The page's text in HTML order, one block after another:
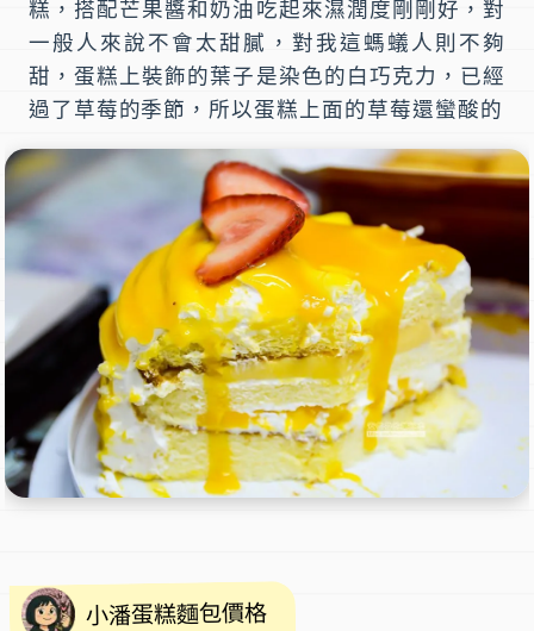
糕，搭配芒果醬和奶油吃起來濕潤度剛剛好，對
一般人來說不會太甜膩，對我這螞蟻人則不夠
甜，蛋糕上裝飾的葉子是染色的白巧克力，已經
過了草莓的季節，所以蛋糕上面的草莓還蠻酸的
小潘蛋糕麵包價格